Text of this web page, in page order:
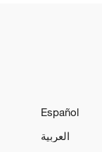
Español
العربية